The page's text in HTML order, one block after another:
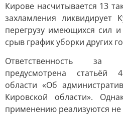
Кирове насчитывается 13
захламления ликвидирует
перегрузу имеющихся сил
срыв график уборки других
Ответственность за
предусмотрена статьёй
области «Об
Кировской области».
применению реализуются